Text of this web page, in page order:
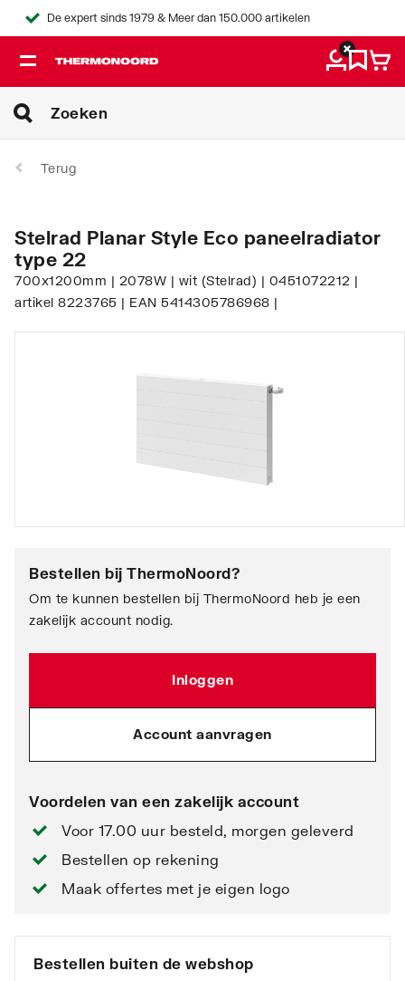
De expert sinds 1979 & Meer dan 150.000 artikelen
Terug
Stelrad Planar Style Eco paneelradiator
type 22
700x1200mm | 2078W | wit (Stelrad) | 0451072212 |
artikel 8223765 | EAN 5414305786968 |
Bestellen bij ThermoNoord?
Om te kunnen bestellen bij ThermoNoord heb je een
zakelijk account nodig.
Inloggen
Account aanvragen
Voordelen van een zakelijk account
Voor 17.00 uur besteld, morgen geleverd
Bestellen op rekening
Maak offertes met je eigen logo
Bestellen buiten de webshop